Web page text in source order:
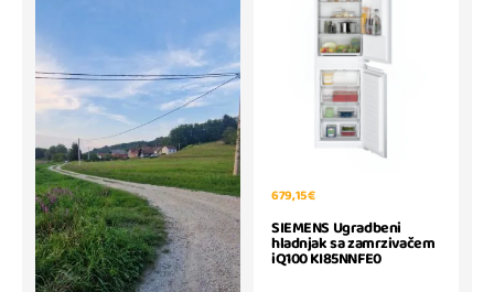
679,15 €
SIEMENS Ugradbeni
hladnjak sa zamrzivačem
iQ100 KI85NNFE0